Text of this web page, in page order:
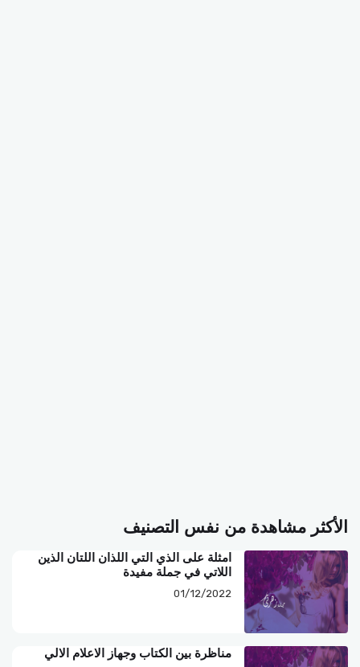
الأكثر مشاهدة من نفس التصنيف
امثلة على الذي التي اللذان اللتان الذين
اللاتي في جملة مفيدة
01/12/2022
مناظرة بين الكتاب وجهاز الاعلام الالي